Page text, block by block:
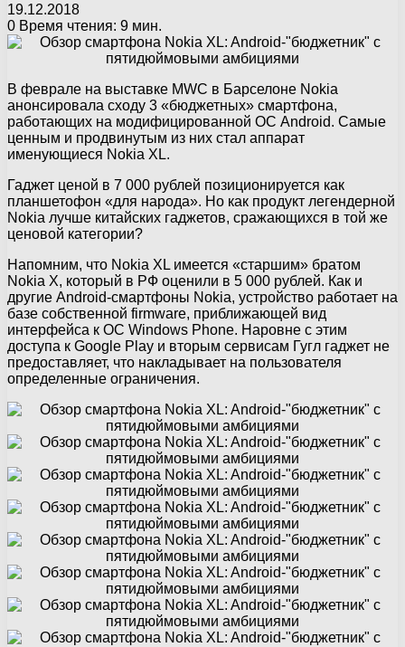
19.12.2018
0 Время чтения: 9 мин.
В феврале на выставке MWC в Барселоне Nokia
анонсировала сходу 3 «бюджетных» смартфона,
работающих на модифицированной ОС Android. Самые
ценным и продвинутым из них стал аппарат
именующиеся Nokia XL.
Гаджет ценой в 7 000 рублей позиционируется как
планшетофон «для народа». Но как продукт легендерной
Nokia лучше китайских гаджетов, сражающихся в той же
ценовой категории?
Напомним, что Nokia XL имеется «старшим» братом
Nokia X, который в РФ оценили в 5 000 рублей. Как и
другие Android-смартфоны Nokia, устройство работает на
базе собственной firmware, приближающей вид
интерфейса к ОС Windows Phone. Наровне с этим
доступа к Google Play и вторым сервисам Гугл гаджет не
предоставляет, что накладывает на пользователя
определенные ограничения.